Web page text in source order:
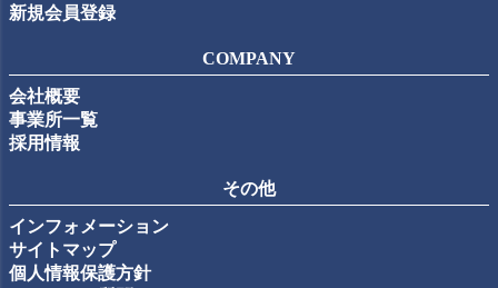
新規会員登録
COMPANY
会社概要
事業所一覧
採用情報
その他
インフォメーション
サイトマップ
個人情報保護方針